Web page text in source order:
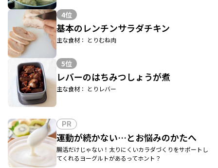
4位
基本のレンチンサラダチキン
主な食材： とりむね肉
5位
レバーのはちみつしょうが煮
主な食材： とりレバー
PR
運動が続かない…とお悩みのかたへ
腸活だけじゃない！太りにくいカラダづくりをサポートし
てくれるヨーグルトがあるってホント？